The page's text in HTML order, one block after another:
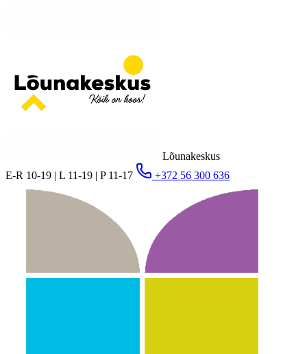
Lõunakeskus
E-R 10-19 | L 11-19 | P 11-17
+372 56 300 636